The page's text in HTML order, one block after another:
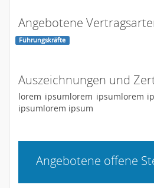
Angebotene
Führungskräfte
Auszeichnungen und
lorem ipsumlorem ipsumlorem
ipsumlorem ipsum
Angebotene offene